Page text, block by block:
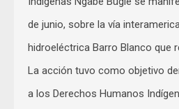
de junio, sobre la vía
hidroeléctrica Barro Blanco que
La acción tuvo como objetivo
a los Derechos Humanos